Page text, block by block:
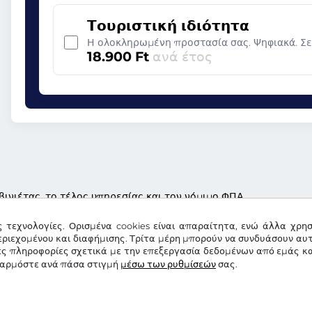
τεχνολογίες. Ορισμένα cookies είναι απαραίτητα, ενώ άλλα
και διαφήμισης. Τρίτα μέρη μπορούν να συνδυάσουν
πληροφορίες σχετικά με την επεξεργασία δεδομένων από εμάς
ανά πάσα στιγμή μέσω των ρυθμίσεών σας.
Τουριστική ιδιότητα
Η ολοκληρωμένη προστασία σας. Ψηφιακά.
18.900 Ft ανά έτος
το τέλος υπηρεσίας και τον νόμιμο ΦΠΑ